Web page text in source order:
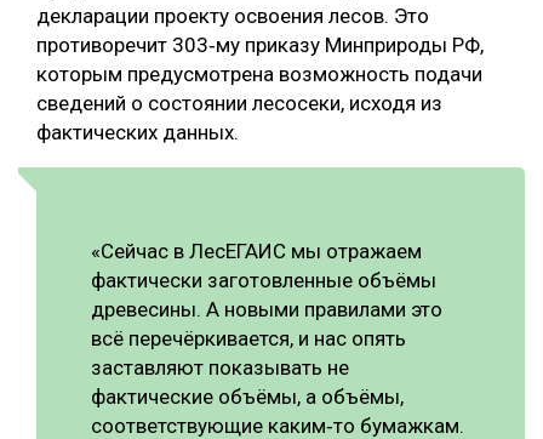
декларации проекту освоения лесов. Это
противоречит 303‑му приказу Минприроды РФ,
которым предусмотрена возможность подачи
сведений о состоянии лесосеки, исходя из
фактических данных.
«Сейчас в ЛесЕГАИС мы отражаем
фактически заготовленные объёмы
древесины. А новыми правилами это
всё перечёркивается, и нас опять
заставляют показывать не
фактические объёмы, а объёмы,
соответствующие каким‑то бумажкам.